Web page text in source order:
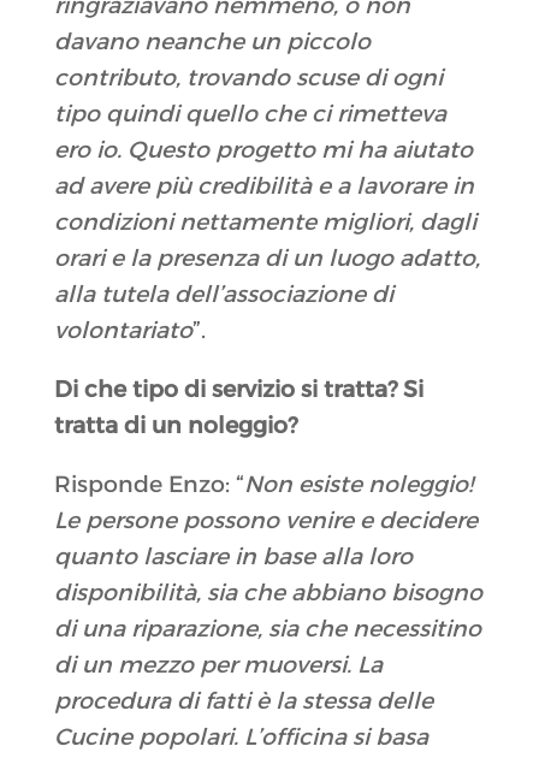
ringraziavano nemmeno, o non
davano neanche un piccolo
contributo, trovando scuse di ogni
tipo quindi quello che ci rimetteva
ero io. Questo progetto mi ha aiutato
ad avere più credibilità e a lavorare in
condizioni nettamente migliori, dagli
orari e la presenza di un luogo adatto,
alla tutela dell’associazione di
volontariato”.
Di che tipo di servizio si tratta? Si
tratta di un noleggio?
Risponde Enzo: “Non esiste noleggio!
Le persone possono venire e decidere
quanto lasciare in base alla loro
disponibilità, sia che abbiano bisogno
di una riparazione, sia che necessitino
di un mezzo per muoversi. La
procedura di fatti è la stessa delle
Cucine popolari. L’officina si basa